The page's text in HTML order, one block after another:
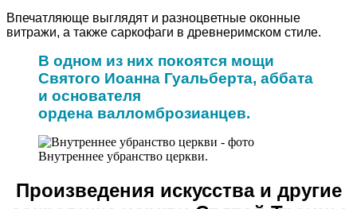
Впечатляюще выглядят и разноцветные оконные
витражи, а также саркофаги в древнеримском стиле.
В одном из них покоятся мощи
Святого Иоанна Гуальберта, аббата
и основателя
ордена валломброзианцев.
Внутреннее убранство церкви.
Произведения искусства и другие